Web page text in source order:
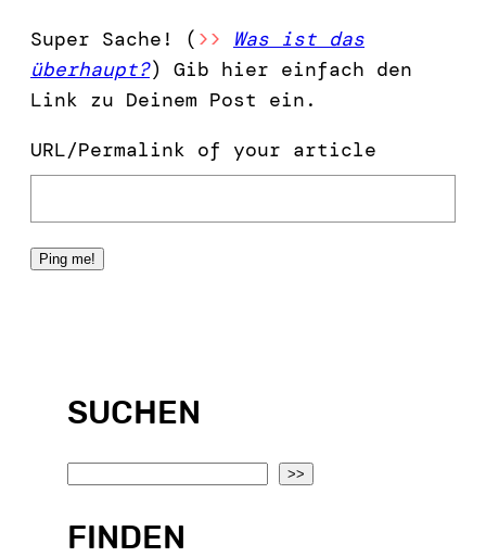
Super Sache! ( >>
Was ist das
überhaupt?) Gib hier einfach den
Link zu Deinem Post ein.
URL/Permalink of your article
SUCHEN
a
>>
FINDEN